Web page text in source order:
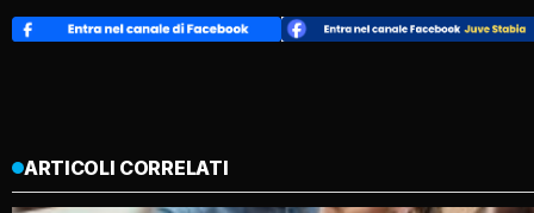
ARTICOLI CORRELATI